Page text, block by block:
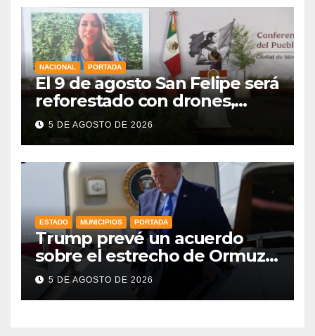
NACIONAL PORTADA
El 9 de agosto San Felipe será
reforestado con drones,
como parte de la Jornada
Nacional a la que se suma
5 DE AGOSTO DE 2026
ESTADO MUNICIPIOS PORTADA
Trump prevé un acuerdo
sobre el estrecho de Ormuz
esta misma semana
5 DE AGOSTO DE 2026